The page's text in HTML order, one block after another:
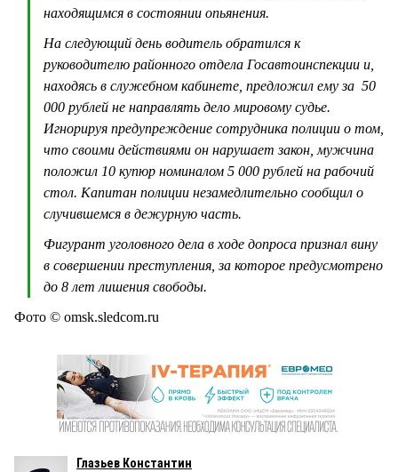
находящимся в состоянии опьянения.
На следующий день водитель обратился к
руководителю районного отдела Госавтоинспекции и,
находясь в служебном кабинете, предложил ему за 50
000 рублей не направлять дело мировому судье.
Игнорируя предупреждение сотрудника полиции о том,
что своими действиями он нарушает закон, мужчина
положил 10 купюр номиналом 5 000 рублей на рабочий
стол. Капитан полиции незамедлительно сообщил о
случившемся в дежурную часть.
Фигурант уголовного дела в ходе допроса признал вину
в совершении преступления, за которое предусмотрено
до 8 лет лишения свободы.
Фото © omsk.sledcom.ru
Глазьев Константин